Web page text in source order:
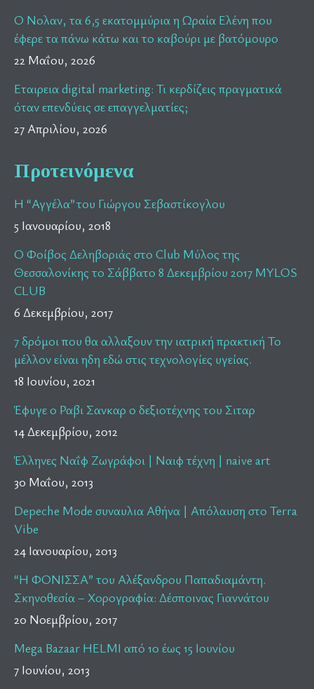
Ο Νολαν, τα 6,5 εκατομμύρια η Ωραία Ελένη που
έφερε τα πάνω κάτω και το καβούρι με βατόμουρο
22 Μαΐου, 2026
Εταιρεια digital marketing: Τι κερδίζεις πραγματικά
όταν επενδύεις σε επαγγελματίες;
27 Απριλίου, 2026
Προτεινόμενα
Η “Αγγέλα” του Γιώργου Σεβαστίκογλου
5 Ιανουαρίου, 2018
Ο Φοίβος Δεληβοριάς στο Club Μύλος της
Θεσσαλονίκης το Σάββατο 8 Δεκεμβρίου 2017 MYLOS
CLUB
6 Δεκεμβρίου, 2017
7 δρόμοι που θα αλλαξουν την ιατρική πρακτική Το
μέλλον είναι ηδη εδώ στις τεχνολογίες υγείας.
18 Ιουνίου, 2021
Έφυγε ο Ραβι Σανκαρ ο δεξιοτέχνης του Σιταρ
14 Δεκεμβρίου, 2012
Έλληνες Ναΐφ Ζωγράφοι | Ναιφ τέχνη | naive art
30 Μαΐου, 2013
Depeche Mode συναυλια Αθήνα | Απόλαυση στο Terra
Vibe
24 Ιανουαρίου, 2013
“Η ΦΟΝΙΣΣΑ” του Αλέξανδρου Παπαδιαμάντη.
Σκηνοθεσία – Χορογραφία: Δέσποινας Γιαννάτου
20 Νοεμβρίου, 2017
Mega Bazaar HELMI από 10 έως 15 Ιουνίου
7 Ιουνίου, 2013